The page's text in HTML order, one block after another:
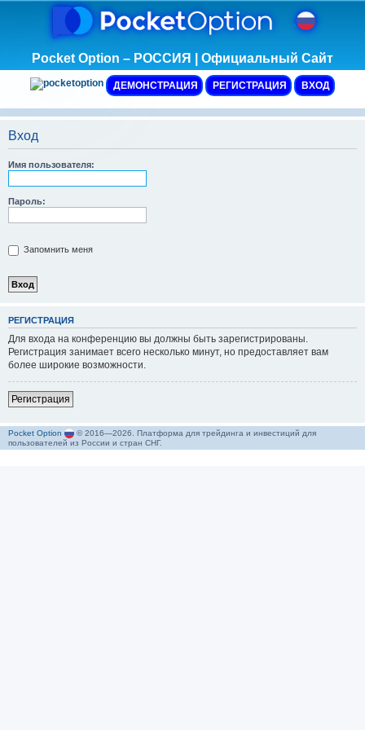
Pocket Option – РОССИЯ | Официальный Сайт
ДЕМОНСТРАЦИЯ РЕГИСТРАЦИЯ ВХОД
Вход
Имя пользователя:
Пароль:
Запомнить меня
РЕГИСТРАЦИЯ
Для входа на конференцию вы должны быть зарегистрированы.
Регистрация занимает всего несколько минут, но предоставляет вам
более широкие возможности.
Регистрация
Pocket Option
© 2016—2026. Платформа для трейдинга и инвестиций для
пользователей из России и стран СНГ.